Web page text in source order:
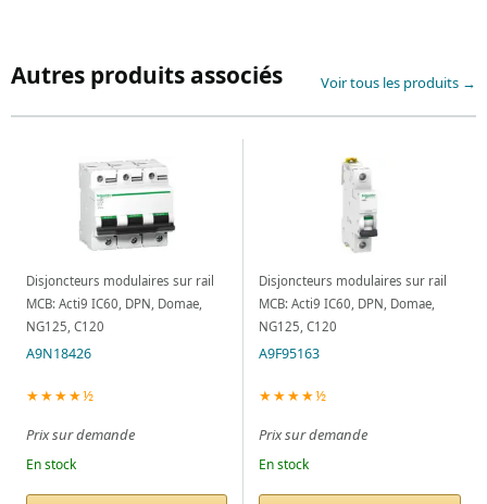
Autres produits associés Voir tous les produits →
Disjoncteurs modulaires sur rail
MCB: Acti9 IC60, DPN, Domae,
NG125, C120
A9N18426
★★★★½
Prix sur demande
En stock
Disjoncteurs modulaires sur rail
MCB: Acti9 IC60, DPN, Domae,
NG125, C120
A9F95163
★★★★½
Prix sur demande
En stock